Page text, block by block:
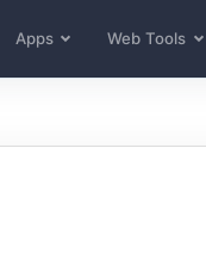
Apps Web Tools